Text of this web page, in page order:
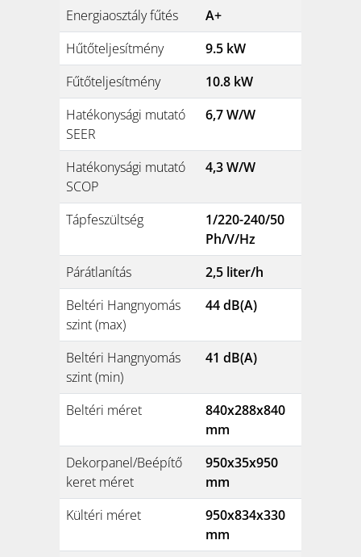
Energiaosztály fűtés
A+
Hűtőteljesítmény
9.5 kW
Fűtőteljesítmény
10.8 kW
Hatékonysági mutató
SEER
6,7 W/W
Hatékonysági mutató
SCOP
4,3 W/W
Tápfeszültség
1/220-240/50
Ph/V/Hz
Párátlanítás
2,5 liter/h
Beltéri Hangnyomás
szint (max)
44 dB(A)
Beltéri Hangnyomás
szint (min)
41 dB(A)
Beltéri méret
840x288x840
mm
Dekorpanel/Beépítő
keret méret
950x35x950
mm
Kültéri méret
950x834x330
mm